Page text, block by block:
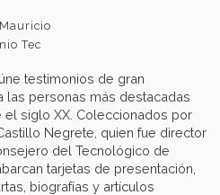
Tec
testimonios de gran
las personas más destacadas
siglo XX. Coleccionados por
Negrete, quien fue director
del Tecnológico de
tarjetas de presentación,
biografías y artículos